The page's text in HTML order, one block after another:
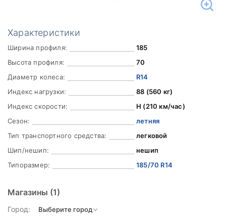
Характеристики
Ширина профиля:
185
Высота профиля:
70
Диаметр колеса:
R14
Индекс нагрузки:
88 (560 кг)
Индекс скорости:
H (210 км/час)
Сезон:
летняя
Тип транспортного средства:
легковой
Шип/нешип:
нешип
Типоразмер:
185/70 R14
Магазины (1)
Город: